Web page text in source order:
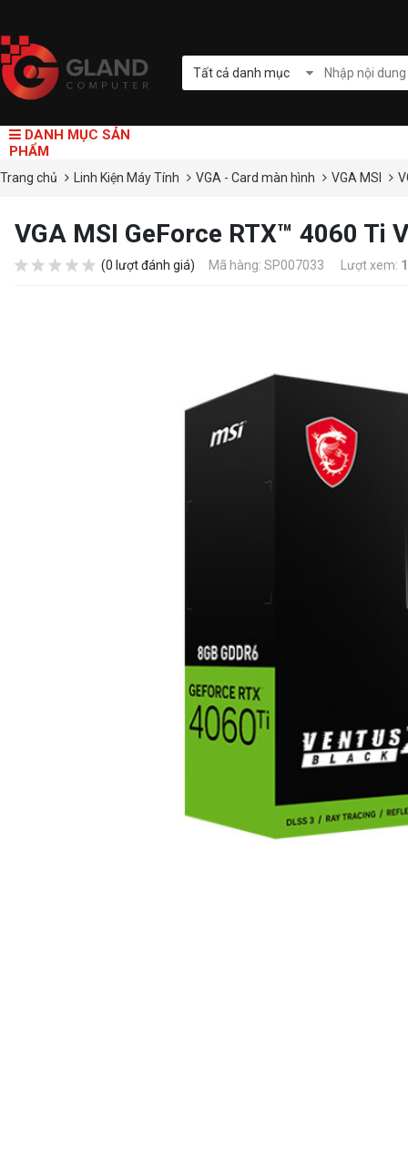
Tất cả danh mục
DANH MỤC SẢN
PHẨM
Trang chủ Linh Kiện Máy Tính VGA - Card màn hình VGA MSI
VGA MSI GeForce RTX™ 4060 Ti
(0 lượt đánh giá) Mã hàng: SP007033 Lượt xem: